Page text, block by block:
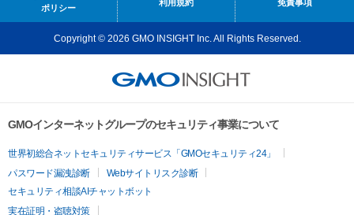
ポリシー
利用規約 免責事項
Copyright © 2026 GMO INSIGHT Inc. All Rights Reserved.
GMOインターネットグループのセキュリティ事業について
世界初総合ネットセキュリティサービス「GMOセキュリティ24」
パスワード漏洩診断
Webサイトリスク診断
セキュリティ相談AIチャットボット
実在証明・盗聴対策